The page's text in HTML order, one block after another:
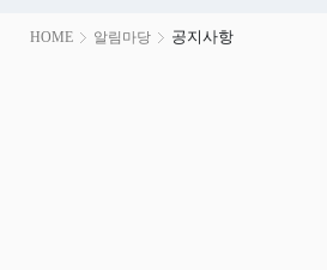
HOME 알림마당 공지사항